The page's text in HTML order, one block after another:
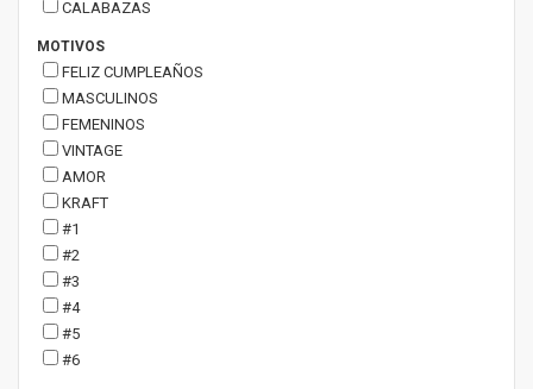
CALABAZAS
MOTIVOS
FELIZ CUMPLEAÑOS
MASCULINOS
FEMENINOS
VINTAGE
AMOR
KRAFT
#1
#2
#3
#4
#5
#6